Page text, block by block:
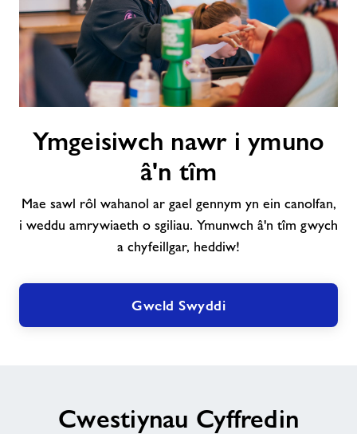
nawr
tîm
Ymgeisiwch nawr i ymuno
â'n tîm
Mae sawl rôl wahanol ar gael gennym yn ein canolfan,
i weddu amrywiaeth o sgiliau. Ymunwch â'n tîm gwych
a chyfeillgar, heddiw!
Gweld Swyddi
Cwestiynau Cyffredin